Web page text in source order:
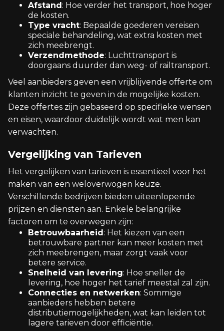
Afstand: Hoe verder het transport, hoe hoger
de kosten.
Type vracht: Bepaalde goederen vereisen
speciale behandeling, wat extra kosten met
zich meebrengt.
Verzendmethode: Luchttransport is
doorgaans duurder dan weg- of railtransport.
Veel aanbieders geven een vrijblijvende offerte om
klanten inzicht te geven in de mogelijke kosten.
Deze offertes zijn gebaseerd op specifieke wensen
en eisen, waardoor duidelijk wordt wat men kan
verwachten.
Vergelijking van Tarieven
Het vergelijken van tarieven is essentieel voor het
maken van een weloverwogen keuze.
Verschillende bedrijven bieden uiteenlopende
prijzen en diensten aan. Enkele belangrijke
factoren om te overwegen zijn:
Betrouwbaarheid: Het kiezen van een
betrouwbare partner kan meer kosten met
zich meebrengen, maar zorgt vaak voor
betere service.
Snelheid van levering: Hoe sneller de
levering, hoe hoger het tarief meestal zal zijn.
Connecties en netwerken: Sommige
aanbieders hebben betere
distributiemogelijkheden, wat kan leiden tot
lagere tarieven door efficiëntie.